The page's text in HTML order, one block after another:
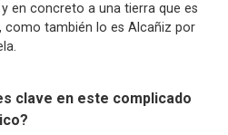
en concreto a una tierra que es
como también lo es Alcañiz por
clave en este complicado